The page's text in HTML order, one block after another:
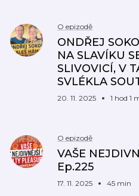
O epizodě
ONDŘEJ
NA SLAVÍKU
SLIVOVICÍ, V
SVLÉKLA
20. 11. 2025 1 hod 1
O epizodě
VAŠE
Ep.225
17. 11. 2025 45 min